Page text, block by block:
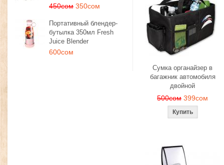
450сом 350сом
Портативный блендер-
бутылка 350мл Fresh
Juice Blender
600сом
Сумка органайзер в
багажник автомобиля
двойной
500сом 399сом